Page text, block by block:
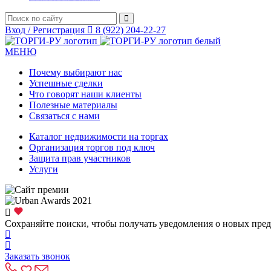
Вход / Регистрация 8 (922) 204-22-27
МЕНЮ
Почему выбирают нас
Успешные сделки
Что говорят наши клиенты
Полезные материалы
Связаться с нами
Каталог недвижимости на торгах
Организация торгов под ключ
Защита прав участников
Услуги
Сохраняйте поиски, чтобы получать уведомления о новых
Заказать звонок